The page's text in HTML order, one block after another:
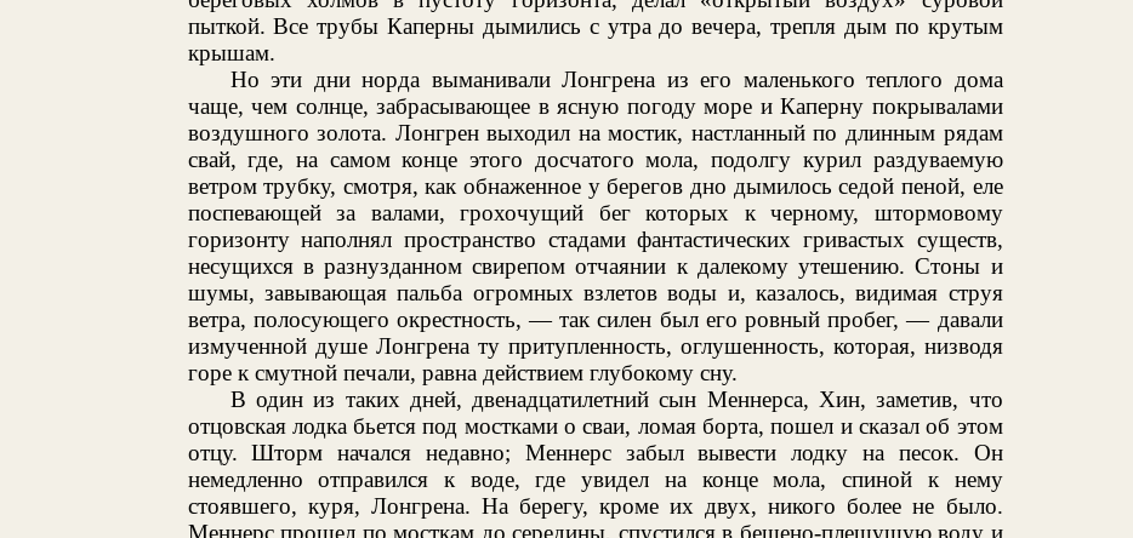
пыткой. Все трубы Каперны дымились с утра до вечера, трепля дым по крутым
крышам.
Но эти дни норда выманивали Лонгрена из его маленького теплого дома
чаще, чем солнце, забрасывающее в ясную погоду море и Каперну покрывалами
воздушного золота. Лонгрен выходил на мостик, настланный по длинным рядам
свай, где, на самом конце этого досчатого мола, подолгу курил раздуваемую
ветром трубку, смотря, как обнаженное у берегов дно дымилось седой пеной, еле
поспевающей за валами, грохочущий бег которых к черному, штормовому
горизонту наполнял пространство стадами фантастических гривастых существ,
несущихся в разнузданном свирепом отчаянии к далекому утешению. Стоны и
шумы, завывающая пальба огромных взлетов воды и, казалось, видимая струя
ветра, полосующего окрестность, — так силен был его ровный пробег, — давали
измученной душе Лонгрена ту притупленность, оглушенность, которая, низводя
горе к смутной печали, равна действием глубокому сну.
В один из таких дней, двенадцатилетний сын Меннерса, Хин, заметив, что
отцовская лодка бьется под мостками о сваи, ломая борта, пошел и сказал об этом
отцу. Шторм начался недавно; Меннерс забыл вывести лодку на песок. Он
немедленно отправился к воде, где увидел на конце мола, спиной к нему
стоявшего, куря, Лонгрена. На берегу, кроме их двух, никого более не было.
Меннерс прошел по мосткам до середины, спустился в бешено-плещущую воду и